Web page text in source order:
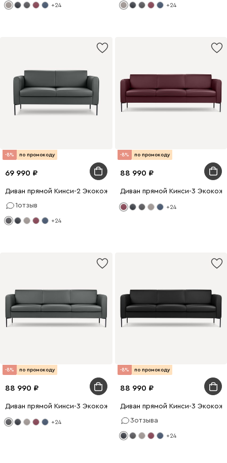
+24 +24
-8% по промокоду
69 990
Диван прямой Кинси-2 Экокожа Графитовый
1отзыв
+24
-8% по промокоду
88 990
Диван прямой Кинси-3
+24
-8% по промокоду
88 990
Диван прямой Кинси-3 Экокожа Графитовый
+24
-8% по промокоду
88 990
Диван прямой Кинси-3
3отзыва
+24